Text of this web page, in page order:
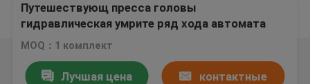
Путешествующ пресса головы
гидравлическая умрите ряд хода автомата
для резки 0-120mm
MOQ：1 комплект
Лучшая цена контактные